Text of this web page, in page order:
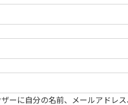
ーに自分の名前、メールアドレス